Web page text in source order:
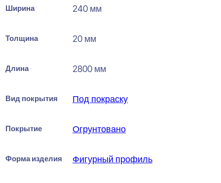
Ширина 240 мм
Толщина 20 мм
Длина 2800 мм
Вид покрытия Под покраску
Покрытие Огрунтовано
Форма изделия Фигурный профиль